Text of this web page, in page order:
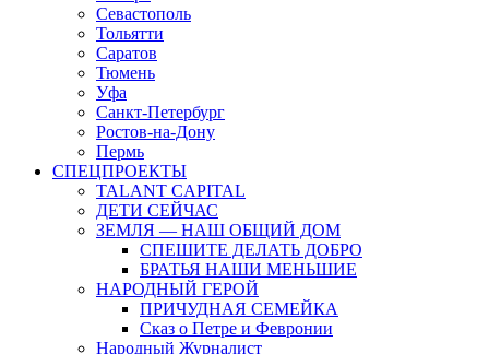
Севастополь
Тольятти
Саратов
Тюмень
Уфа
Санкт-Петербург
Ростов-на-Дону
Пермь
СПЕЦПРОЕКТЫ
TALANT CAPITAL
ДЕТИ СЕЙЧАС
ЗЕМЛЯ — НАШ ОБЩИЙ ДОМ
СПЕШИТЕ ДЕЛАТЬ ДОБРО
БРАТЬЯ НАШИ МЕНЬШИЕ
НАРОДНЫЙ ГЕРОЙ
ПРИЧУДНАЯ СЕМЕЙКА
Сказ о Петре и Февронии
Народный Журналист